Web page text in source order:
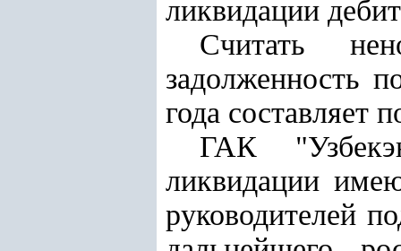
ликвидации
Считать
задолженность
года составляет
ГАК
ликвидации
руководителей